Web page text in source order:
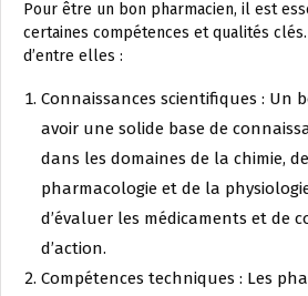
Pour être un bon pharmacien, il est
certaines compétences et qualités
d’entre elles :
Connaissances scientifiques : Un
avoir une solide base de
dans les domaines de la chimie,
pharmacologie et de la
d’évaluer les médicaments et de
d’action.
Compétences techniques : Les